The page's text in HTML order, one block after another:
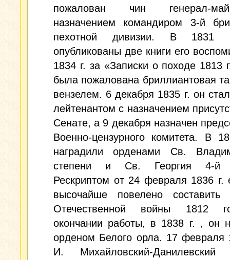
пожалован чин генерал-
назначением командиром 3-й
пехотной дивизии. В 1831
опубликованы две книги его
1834 г. за «Записки о походе 1813
была пожалована бриллиантовая
вензелем. 6 декабря 1835 г. он
лейтенантом с назначением
Сенате, а 9 декабря назначен
Военно-цензурного комитета. В
наградили орденами Св.
степени и Св. Георгия 4-й
Рескриптом от 24 февраля 1836
высочайше повелено составить
Отечественной войны 1812
окончании работы, в 1838 г. , он
орденом Белого орла. 17 февраля
И. Михайловский-Данилевский